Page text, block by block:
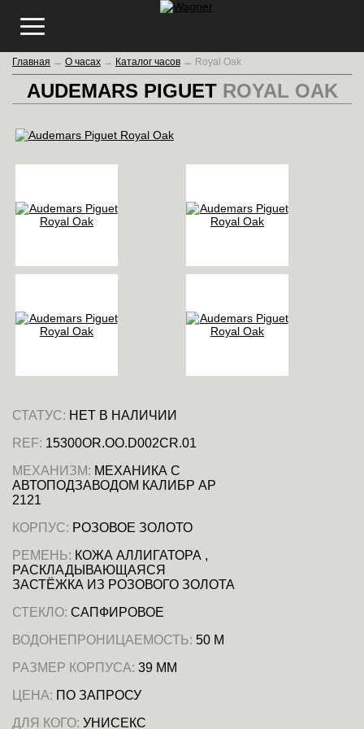
Главная → О часах → Каталог часов → Royal Oak
AUDEMARS PIGUETROYAL OAK
СТАТУС: НЕТ В НАЛИЧИИ
REF: 15300OR.OO.D002CR.01
МЕХАНИЗМ: МЕХАНИКА С
АВТОПОДЗАВОДОМ КАЛИБР AP
2121
КОРПУС: РОЗОВОЕ ЗОЛОТО
РЕМЕНЬ: КОЖА АЛЛИГАТОРА ,
РАСКЛАДЫВАЮЩАЯСЯ
ЗАСТЁЖКА ИЗ РОЗОВОГО ЗОЛОТА
СТЕКЛО: САПФИРОВОЕ
ВОДОНЕПРОНИЦАЕМОСТЬ: 50 М
РАЗМЕР КОРПУСА: 39 ММ
ЦЕНА: ПО ЗАПРОСУ
ДЛЯ КОГО: УНИСЕКС